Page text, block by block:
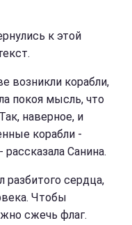
к этой
возникли корабли,
покоя мысль, что
наверное, и
корабли -
Санина.
разбитого сердца,
Чтобы
сжечь флаг.